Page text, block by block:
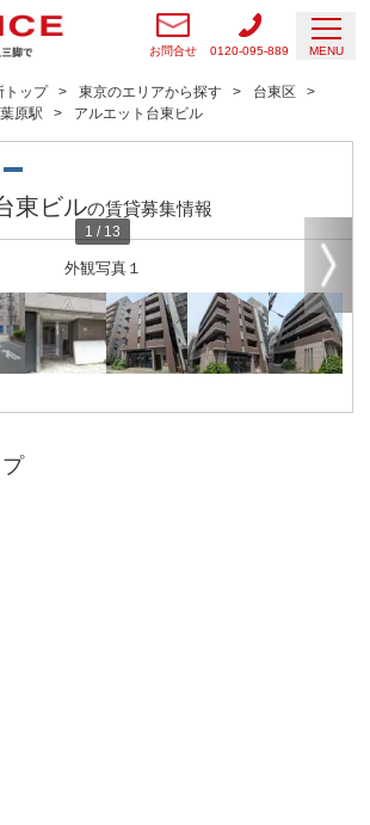
お問合せ 0120-095-889 MENU
トップ 東京のエリアから探す
台東区
原駅 アルエット台東ビル
東ビルの賃貸募集情報
外観写真１
1 / 13